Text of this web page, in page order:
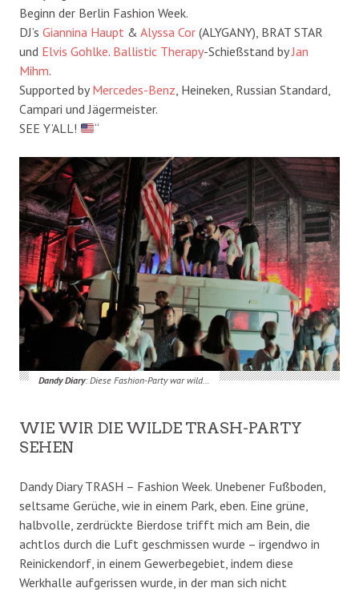
Beginn der Berlin Fashion Week.
DJ’s Giannina Haupt & Alyssa Cor (ALYGANY), BRAT STAR
und Elvis Gohlke. Ballistic Therapy-Schießstand byJan
Mihm.
Supported byMercedes-Benz, Heineken, Russian Standard,
Campari und Jägermeister.
SEE Y’ALL!
“
Dandy Diary: Diese Fashion-Party war wild…
WIE WIR DIE WILDE TRASH-PARTY
SEHEN
Dandy Diary TRASH – Fashion Week. Unebener Fußboden,
seltsame Gerüche, wie in einem Park, eben. Eine grüne,
halbvolle, zerdrückte Bierdose trifft mich am Bein, die
achtlos durch die Luft geschmissen wurde – irgendwo in
Reinickendorf, in einem Gewerbegebiet, indem diese
Werkhalle aufgerissen wurde, in der man sich nicht